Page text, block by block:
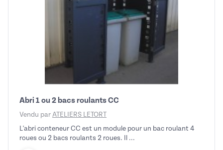
Abri 1 ou 2 bacs roulants CC
Vendu par ATELIERS LETORT
L'abri conteneur CC est un module pour un bac roulant 4
roues ou 2 bacs roulants 2 roues. Il ...